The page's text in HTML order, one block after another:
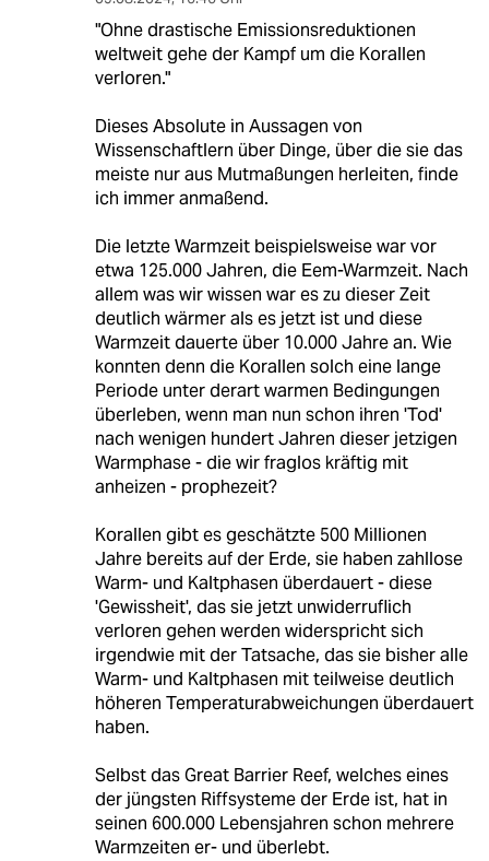
"Ohne drastische Emissionsreduktionen
weltweit gehe der Kampf um die Korallen
verloren."
Dieses Absolute in Aussagen von
Wissenschaftlern über Dinge, über die sie das
meiste nur aus Mutmaßungen herleiten, finde
ich immer anmaßend.
Die letzte Warmzeit beispielsweise war vor
etwa 125.000 Jahren, die Eem-Warmzeit. Nach
allem was wir wissen war es zu dieser Zeit
deutlich wärmer als es jetzt ist und diese
Warmzeit dauerte über 10.000 Jahre an. Wie
konnten denn die Korallen solch eine lange
Periode unter derart warmen Bedingungen
überleben, wenn man nun schon ihren 'Tod'
nach wenigen hundert Jahren dieser jetzigen
Warmphase - die wir fraglos kräftig mit
anheizen - prophezeit?
Korallen gibt es geschätzte 500 Millionen
Jahre bereits auf der Erde, sie haben zahllose
Warm- und Kaltphasen überdauert - diese
'Gewissheit', das sie jetzt unwiderruflich
verloren gehen werden widerspricht sich
irgendwie mit der Tatsache, das sie bisher alle
Warm- und Kaltphasen mit teilweise deutlich
höheren Temperaturabweichungen überdauert
haben.
Selbst das Great Barrier Reef, welches eines
der jüngsten Riffsysteme der Erde ist, hat in
seinen 600.000 Lebensjahren schon mehrere
Warmzeiten er- und überlebt.